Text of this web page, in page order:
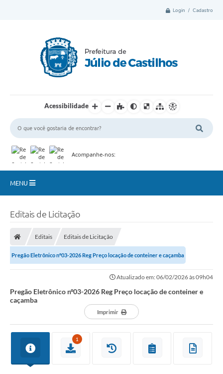
Login / Cadastro
Acessibilidade
Acompanhe-nos:
MENU
Ouvidoria
e-sic
PLANO ANUAL DE CONTRATAÇÕES (PAC)
Contato
TCE/RS
Ordem de Serviços
Editais de Licitação
Editais Editais de Licitação
Pregão Eletrônico nº03-2026 Reg Preço locação de conteiner e caçamba
Atualizado em: 06/02/2026 às 09h04
Pregão Eletrônico nº03-2026 Reg Preço locação de conteiner e
caçamba
Imprimir
1